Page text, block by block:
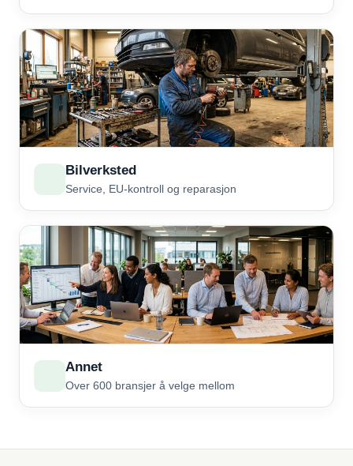
Bilverksted
Service, EU-kontroll og reparasjon
Annet
Over 600 bransjer å velge mellom